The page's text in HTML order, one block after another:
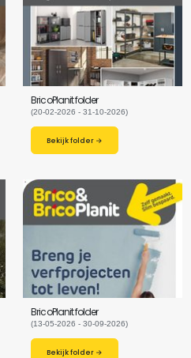
BricoPlanit folder
(20-02-2026 - 31-10-2026)
Bekijk folder →
BricoPlanit folder
(13-05-2026 - 30-09-2026)
Bekijk folder →